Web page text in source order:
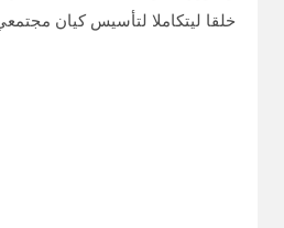
خلقا ليتكاملا لتأسيس كيان